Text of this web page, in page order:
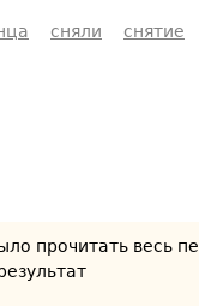
сняли снятие
прочитать весь